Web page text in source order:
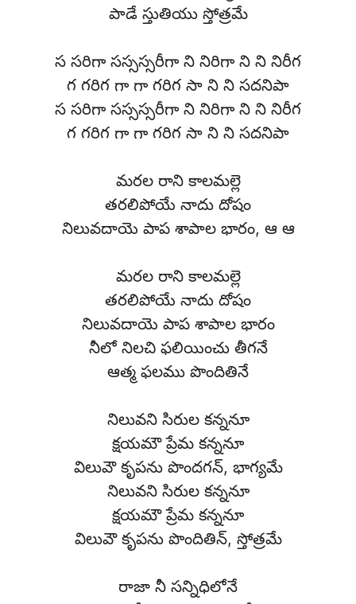
పాడే స్తుతియు స్తోత్రమే
స సరిగా సస్సస్సరీగా ని నిరిగా ని ని నిరీగ
గ గరిగ గా గా గరిగ సా ని ని సదనిపా
స సరిగా సస్సస్సరీగా ని నిరిగా ని ని నిరీగ
గ గరిగ గా గా గరిగ సా ని ని సదనిపా
మరల రాని కాలమల్లె
తరలిపోయే నాదు దోషం
నిలువదాయె పాప శాపాల భారం, ఆ ఆ
మరల రాని కాలమల్లె
తరలిపోయే నాదు దోషం
నిలువదాయె పాప శాపాల భారం
నీలో నిలచి ఫలియించు తీగనే
ఆత్మ ఫలము పొందితినే
నిలువని సిరుల కన్ననూ
క్షయమౌ ప్రేమ కన్ననూ
విలువౌ కృపను పొందగన్, భాగ్యమే
నిలువని సిరుల కన్ననూ
క్షయమౌ ప్రేమ కన్ననూ
విలువౌ కృపను పొందితిన్, స్తోత్రమే
రాజా నీ సన్నిధిలోనే